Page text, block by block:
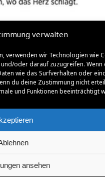
verwalten
verwenden wir Technologien wie
oder darauf zuzugreifen. Wenn
wie das Surfverhalten oder
du deine Zustimmung nicht
und Funktionen beeinträchtigt
ansehen